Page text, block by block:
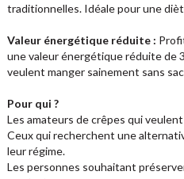
traditionnelles. Idéale pour une
Valeur énergétique réduite :
une valeur énergétique réduite de
veulent manger sainement sans
Pour qui ?
Les amateurs de crêpes qui
Ceux qui recherchent une
leur régime.
Les personnes souhaitant